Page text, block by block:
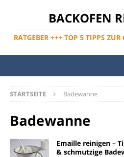
BACKOFEN
RATGEBER +++ TOP 5 TIPPS
STARTSEITE Badewanne
Badewanne
Emaille reinigen –
& schmutzige